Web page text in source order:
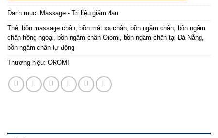
Danh mục: Massage - Trị liệu giảm đau
Thẻ: bồn massage chân, bồn mát xa chân, bồn ngâm chân, bồn ngâm
chân hồng ngoại, bồn ngâm chân Oromi, bồn ngâm chân tại Đà Nẵng,
bồn ngâm chân tự động
Thương hiệu: OROMI